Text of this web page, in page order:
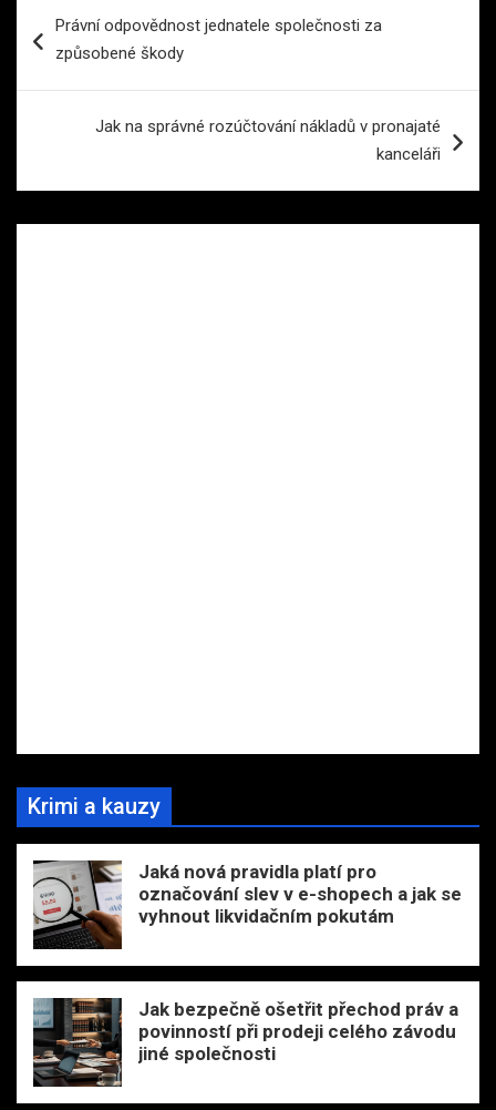
proPrávní odpovědnost jednatele společnosti za
způsobené škody
Jak na správné rozúčtování nákladů v pronajaté
kanceláři
Krimi a kauzy
Jaká nová pravidla platí pro
označování slev v e-shopech a jak se
vyhnout likvidačním pokutám
Jak bezpečně ošetřit přechod práv a
povinností při prodeji celého závodu
jiné společnosti